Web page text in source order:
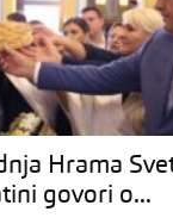
Hrama
govori o...